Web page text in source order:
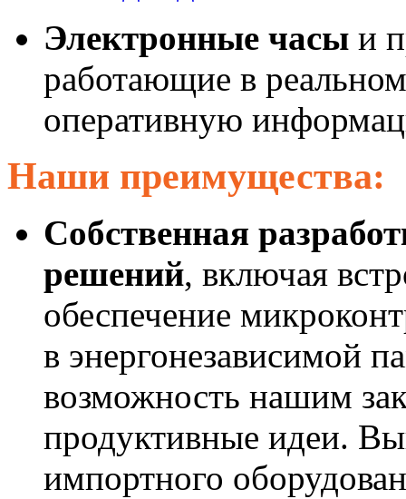
Электронные часы и
работающие в
оперативную
Наши преимущества:
Собственная
решений, включая
обеспечение
в энергонезависимой
возможность нашим
продуктивные идеи.
импортного